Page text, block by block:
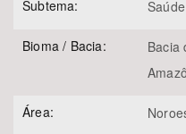
Subtema: Saúde
Bioma / Bacia:
Bacia
Área: